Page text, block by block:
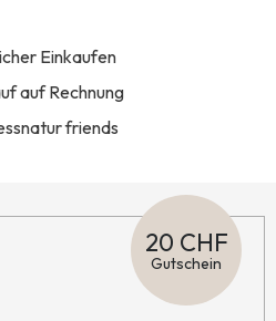
Einkaufen
auf Rechnung
friends
20 CHF
Gutschein